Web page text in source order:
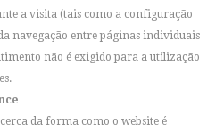
a visita (tais como a configuração
navegação entre páginas individuais
não é exigido para a utilização
da forma como o website é